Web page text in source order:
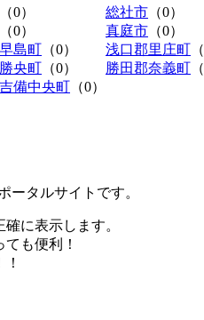
（0） 総社市 （0）
（0） 真庭市 （0）
島町 （0） 浅口郡里庄町
央町 （0） 勝田郡奈義町
備中央町 （0）
ータルサイトです。
に表示します。
も便利！